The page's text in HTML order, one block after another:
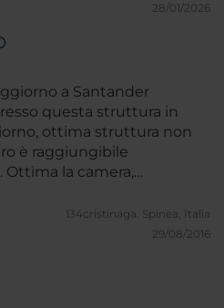
a Santander
questa struttura in
ottima struttura non
è raggiungibile
la camera,
della reception, insomma
lieve nota, se proprio
difetto, migliorabile la
134cristinaga. Spinea, Italia
29/08/2016
28/01/2026